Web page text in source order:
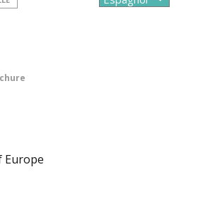
Europe